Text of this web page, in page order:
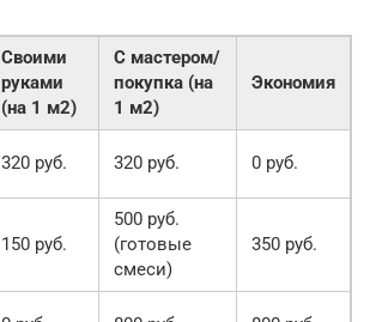
Своими
руками
(на 1 м2)
С мастером/
покупка (на
1 м2)
Экономия
320 руб. 320 руб. 0 руб.
150 руб.
500 руб.
(готовые
смеси)
350 руб.